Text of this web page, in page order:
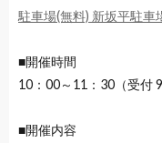
駐車場(無料) 新坂平駐車
■開催時間
10：00～11：30（受付 9
■開催内容